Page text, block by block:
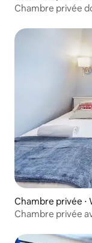
n et Chelsea
Chambre privée
Chambre privée ⋅
Chambre privée